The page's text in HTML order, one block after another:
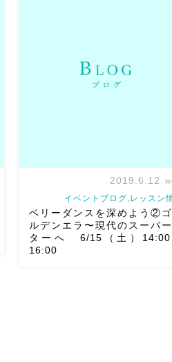
つくりに（食べに？）来たのかw
しかったよー！面白か […]
2019.6.12
イベントブログ,レッスン
ベリーダンスを深めよう②
ルデンエラ〜現代のスーパ
ターへ 6/15（土）14:00
16:00